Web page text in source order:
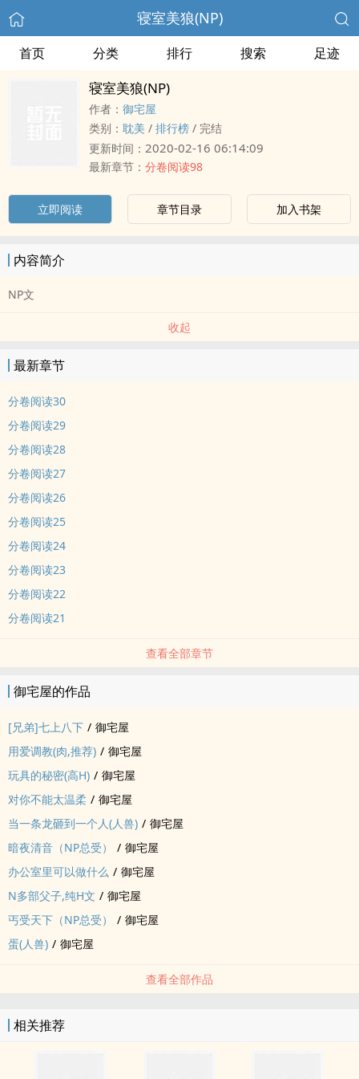
寝室美狼(NP)
首页 分类 排行 搜索 足迹
寝室美狼(NP)
作者： 御宅屋
类别： 耽美 / 排行榜 / 完结
更新时间： 2020-02-16 06:14:09
最新章节： 分卷阅读98
立即阅读 章节目录 加入书架
内容简介
NP文
收起
最新章节
分卷阅读30
分卷阅读29
分卷阅读28
分卷阅读27
分卷阅读26
分卷阅读25
分卷阅读24
分卷阅读23
分卷阅读22
分卷阅读21
查看全部章节
御宅屋的作品
[兄弟]七上八下 / 御宅屋
用爱‍‎­调​‌­教‌(肉,推荐) / 御宅屋
玩具的秘密(‌​高‎‌H‍) / 御宅屋
对你不能太温柔 / 御宅屋
当一条龙砸到一个人(‎人​‌‎兽­) / 御宅屋
暗夜清音（NP总受）
/ 御宅屋
办公室里可以做什么 / 御宅屋
N多部父子,纯​H‎​文‎ / 御宅屋
丐受天下（NP总受）
/ 御宅屋
蛋(‎人​‌‎兽­) / 御宅屋
查看全部作品
相关推荐